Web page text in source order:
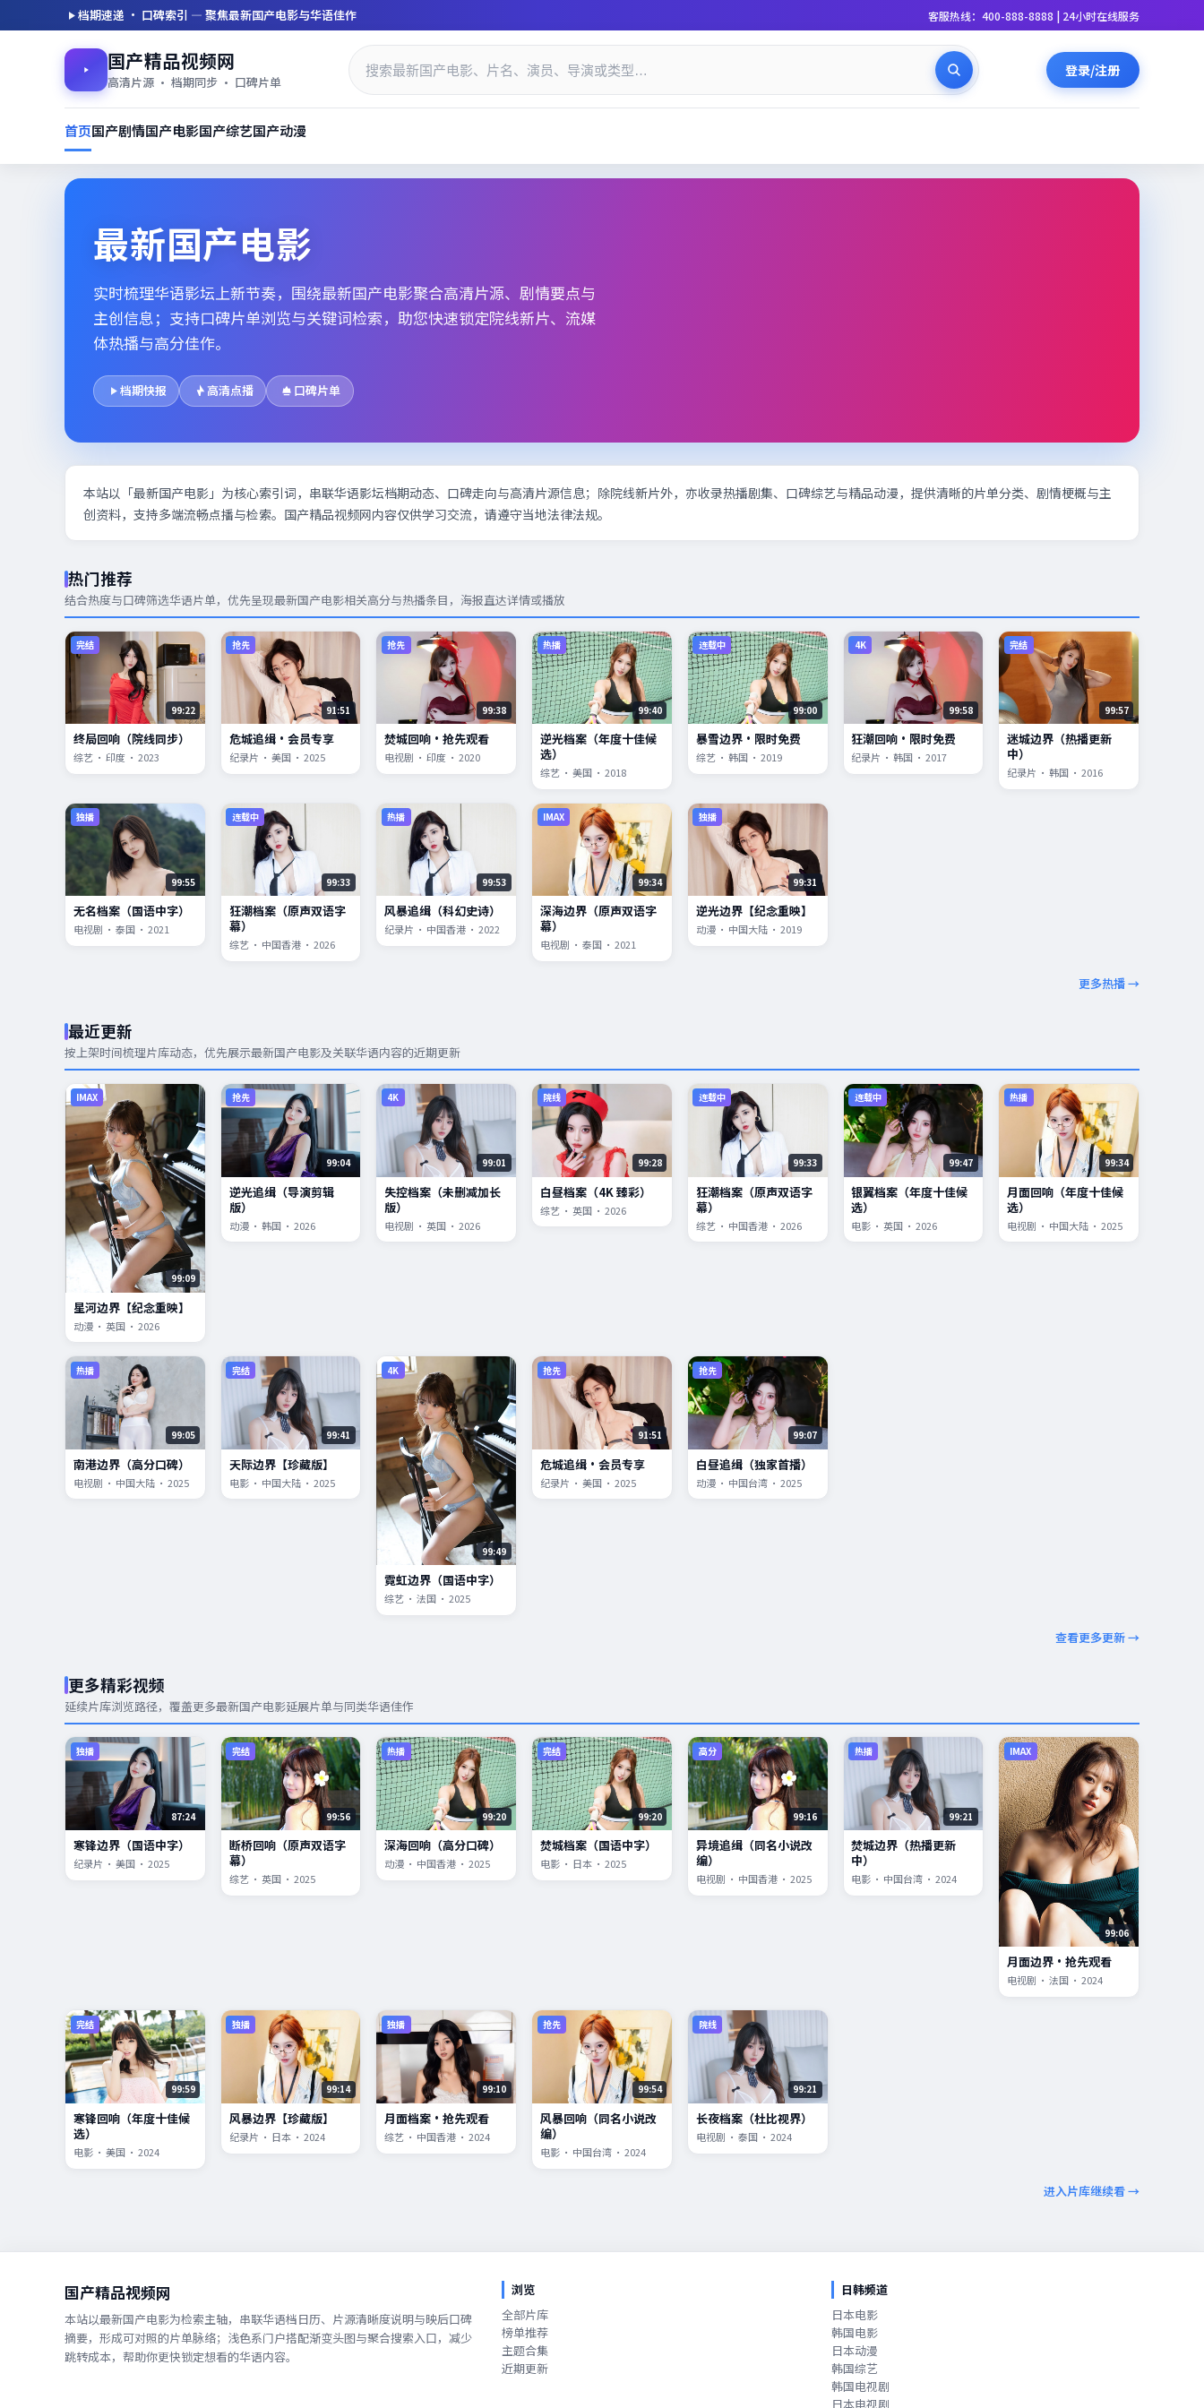
档期速递 · 口碑索引 — 聚焦最新国产电影与华语佳作 客服热线：400-888-8888 | 24小时在线服务
国产精品视频网
高清片源 · 档期同步 · 口碑片单
登录/注册
首页国产剧情国产电影国产综艺国产动漫
最新国产电影_高清片单档期速递与口碑索引_国产精品视频网
最新国产电影
实时梳理华语影坛上新节奏，围绕最新国产电影聚合高清片源、剧情要点与
主创信息；支持口碑片单浏览与关键词检索，助您快速锁定院线新片、流媒
体热播与高分佳作。
档期快报 高清点播 口碑片单
本站以「最新国产电影」为核心索引词，串联华语影坛档期动态、口碑走向与高清片源信息；除院线新片外，亦收录热播剧集、口碑综艺与精品动漫，提供清晰的片单分类、剧情梗概与主
创资料，支持多端流畅点播与检索。国产精品视频网内容仅供学习交流，请遵守当地法律法规。
热门推荐
结合热度与口碑筛选华语片单，优先呈现最新国产电影相关高分与热播条目，海报直达详情或播放
完结
99:22
终局回响（院线同步）
综艺 · 印度 · 2023
抢先
91:51
危城追缉·会员专享
纪录片 · 美国 · 2025
抢先
99:38
焚城回响·抢先观看
电视剧 · 印度 · 2020
热播
99:40
逆光档案（年度十佳候
选）
综艺 · 美国 · 2018
连载中
99:00
暴雪边界·限时免费
综艺 · 韩国 · 2019
4K
99:58
狂潮回响·限时免费
纪录片 · 韩国 · 2017
完结
99:57
迷城边界（热播更新
中）
纪录片 · 韩国 · 2016
独播
99:55
无名档案（国语中字）
电视剧 · 泰国 · 2021
连载中
99:33
狂潮档案（原声双语字
幕）
综艺 · 中国香港 · 2026
热播
99:53
风暴追缉（科幻史诗）
纪录片 · 中国香港 · 2022
IMAX
99:34
深海边界（原声双语字
幕）
电视剧 · 泰国 · 2021
独播
99:31
逆光边界【纪念重映】
动漫 · 中国大陆 · 2019
更多热播 →
最近更新
按上架时间梳理片库动态，优先展示最新国产电影及关联华语内容的近期更新
IMAX
99:09
星河边界【纪念重映】
动漫 · 英国 · 2026
抢先
99:04
逆光追缉（导演剪辑
版）
动漫 · 韩国 · 2026
4K
99:01
失控档案（未删减加长
版）
电视剧 · 英国 · 2026
院线
99:28
白昼档案（4K 臻彩）
综艺 · 英国 · 2026
连载中
99:33
狂潮档案（原声双语字
幕）
综艺 · 中国香港 · 2026
连载中
99:47
银翼档案（年度十佳候
选）
电影 · 英国 · 2026
热播
99:34
月面回响（年度十佳候
选）
电视剧 · 中国大陆 · 2025
热播
99:05
南港边界（高分口碑）
电视剧 · 中国大陆 · 2025
完结
99:41
天际边界【珍藏版】
电影 · 中国大陆 · 2025
4K
99:49
霓虹边界（国语中字）
综艺 · 法国 · 2025
抢先
91:51
危城追缉·会员专享
纪录片 · 美国 · 2025
抢先
99:07
白昼追缉（独家首播）
动漫 · 中国台湾 · 2025
查看更多更新 →
更多精彩视频
延续片库浏览路径，覆盖更多最新国产电影延展片单与同类华语佳作
独播
87:24
寒锋边界（国语中字）
纪录片 · 美国 · 2025
完结
99:56
断桥回响（原声双语字
幕）
综艺 · 英国 · 2025
热播
99:20
深海回响（高分口碑）
动漫 · 中国香港 · 2025
完结
99:20
焚城档案（国语中字）
电影 · 日本 · 2025
高分
99:16
异境追缉（同名小说改
编）
电视剧 · 中国香港 · 2025
热播
99:21
焚城边界（热播更新
中）
电影 · 中国台湾 · 2024
IMAX
99:06
月面边界·抢先观看
电视剧 · 法国 · 2024
完结
99:59
寒锋回响（年度十佳候
选）
电影 · 美国 · 2024
独播
99:14
风暴边界【珍藏版】
纪录片 · 日本 · 2024
独播
99:10
月面档案·抢先观看
综艺 · 中国香港 · 2024
抢先
99:54
风暴回响（同名小说改
编）
电影 · 中国台湾 · 2024
院线
99:21
长夜档案（杜比视界）
电视剧 · 泰国 · 2024
进入片库继续看 →
国产精品视频网
本站以最新国产电影为检索主轴，串联华语档日历、片源清晰度说明与映后口碑
摘要，形成可对照的片单脉络；浅色系门户搭配渐变头图与聚合搜索入口，减少
跳转成本，帮助你更快锁定想看的华语内容。
浏览
全部片库
榜单推荐
主题合集
近期更新
日韩频道
日本电影
韩国电影
日本动漫
韩国综艺
韩国电视剧
日本电视剧